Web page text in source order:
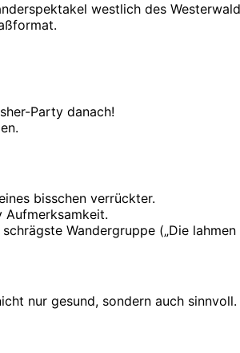
westlich des
Party danach!
bisschen verrückter.
Wandergruppe („Die
nur gesund, sondern auch